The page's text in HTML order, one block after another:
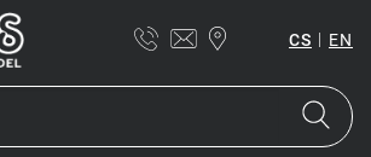
CS | EN